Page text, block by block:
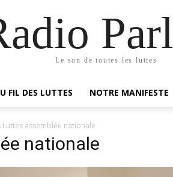
Le son de toutes les luttes
FIL DES LUTTES NOTRE MANIFESTE
Luttes assemblée nationale
nationale